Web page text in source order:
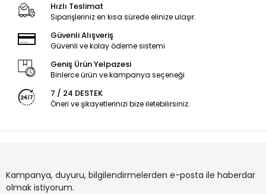
Hızlı Teslimat
Siparişleriniz en kısa sürede elinize ulaşır.
Güvenli Alışveriş
Güvenli ve kolay ödeme sistemi
Geniş Ürün Yelpazesi
Binlerce ürün ve kampanya seçeneği
7 / 24 DESTEK
Öneri ve şikayetlerinizi bize iletebilirsiniz.
Kampanya, duyuru, bilgilendirmelerden e-posta ile haberdar
olmak istiyorum.